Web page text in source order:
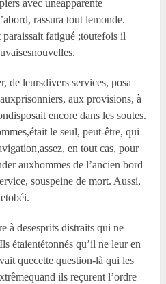
avec uneapparente
rassura tout lemonde.
fatigué ;toutefois il
de leursdivers services, posa
aux provisions, à
encore dans les soutes.
le seul, peut-être, qui
en tout cas, pour
auxhommes de l’ancien bord
souspeine de mort. Aussi,
à desesprits distraits qui ne
étaientétonnés qu’il ne leur en
quecette question-là qui les
ils reçurent l’ordre